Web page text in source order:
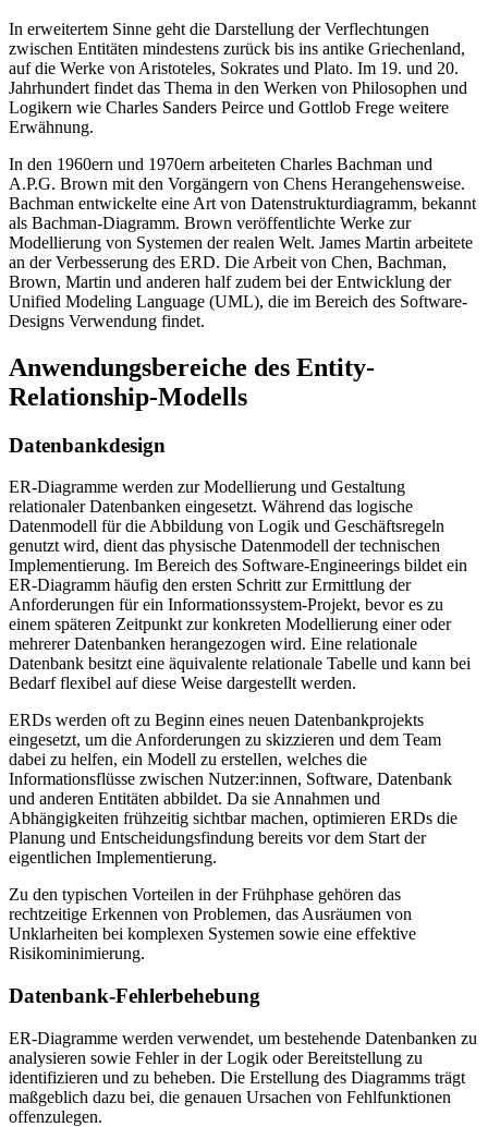
In erweitertem Sinne geht die Darstellung der Verflechtungen
zwischen Entitäten mindestens zurück bis ins antike Griechenland,
auf die Werke von Aristoteles, Sokrates und Plato. Im 19. und 20.
Jahrhundert findet das Thema in den Werken von Philosophen und
Logikern wie Charles Sanders Peirce und Gottlob Frege weitere
Erwähnung.
In den 1960ern und 1970ern arbeiteten Charles Bachman und
A.P.G. Brown mit den Vorgängern von Chens Herangehensweise.
Bachman entwickelte eine Art von Datenstrukturdiagramm, bekannt
als Bachman-Diagramm. Brown veröffentlichte Werke zur
Modellierung von Systemen der realen Welt. James Martin arbeitete
an der Verbesserung des ERD. Die Arbeit von Chen, Bachman,
Brown, Martin und anderen half zudem bei der Entwicklung der
Unified Modeling Language (UML), die im Bereich des Software-
Designs Verwendung findet.
Anwendungsbereiche des Entity-
Relationship-Modells
Datenbankdesign
ER-Diagramme werden zur Modellierung und Gestaltung
relationaler Datenbanken eingesetzt. Während das logische
Datenmodell für die Abbildung von Logik und Geschäftsregeln
genutzt wird, dient das physische Datenmodell der technischen
Implementierung. Im Bereich des Software-Engineerings bildet ein
ER-Diagramm häufig den ersten Schritt zur Ermittlung der
Anforderungen für ein Informationssystem-Projekt, bevor es zu
einem späteren Zeitpunkt zur konkreten Modellierung einer oder
mehrerer Datenbanken herangezogen wird. Eine relationale
Datenbank besitzt eine äquivalente relationale Tabelle und kann bei
Bedarf flexibel auf diese Weise dargestellt werden.
ERDs werden oft zu Beginn eines neuen Datenbankprojekts
eingesetzt, um die Anforderungen zu skizzieren und dem Team
dabei zu helfen, ein Modell zu erstellen, welches die
Informationsflüsse zwischen Nutzer:innen, Software, Datenbank
und anderen Entitäten abbildet. Da sie Annahmen und
Abhängigkeiten frühzeitig sichtbar machen, optimieren ERDs die
Planung und Entscheidungsfindung bereits vor dem Start der
eigentlichen Implementierung.
Zu den typischen Vorteilen in der Frühphase gehören das
rechtzeitige Erkennen von Problemen, das Ausräumen von
Unklarheiten bei komplexen Systemen sowie eine effektive
Risikominimierung.
Datenbank-Fehlerbehebung
ER-Diagramme werden verwendet, um bestehende Datenbanken zu
analysieren sowie Fehler in der Logik oder Bereitstellung zu
identifizieren und zu beheben. Die Erstellung des Diagramms trägt
maßgeblich dazu bei, die genauen Ursachen von Fehlfunktionen
offenzulegen.